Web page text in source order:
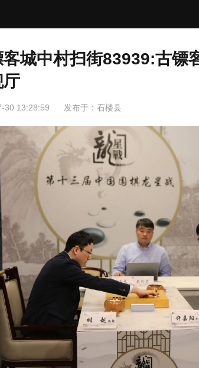
城中村扫街83939:古镖
厅
30 13:28:59 发布于： 石楼县